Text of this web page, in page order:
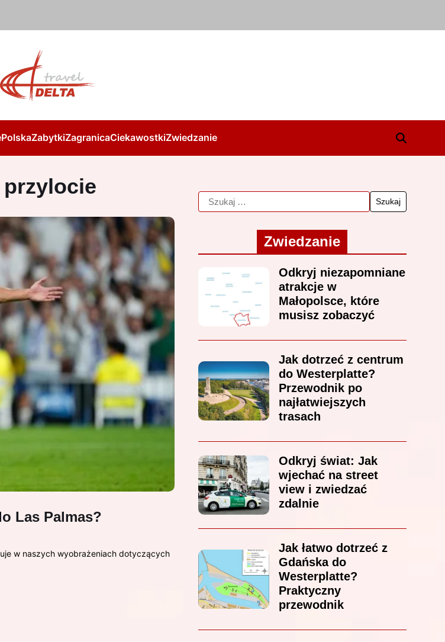
PolskaZabytkiZagranicaCiekawostkiZwiedzanie
Las Palmas?
w naszych wyobrażeniach dotyczących
Zwiedzanie
Odkryj niezapomniane
atrakcje w
Małopolsce, które
musisz zobaczyć
Jak dotrzeć z centrum
do Westerplatte?
Przewodnik po
najłatwiejszych
trasach
Odkryj świat: Jak
wjechać na street
view i zwiedzać
zdalnie
Jak łatwo dotrzeć z
Gdańska do
Westerplatte?
Praktyczny
przewodnik